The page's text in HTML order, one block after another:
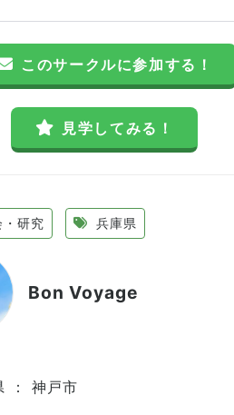
このサークルに参加する！
見学してみる！
研究 兵庫県
Bon Voyage
： 神戸市